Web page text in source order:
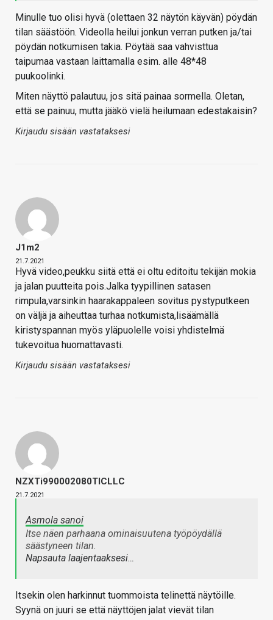
Minulle tuo olisi hyvä (olettaen 32 näytön käyvän) pöydän
tilan säästöön. Videolla heilui jonkun verran putken ja/tai
pöydän notkumisen takia. Pöytää saa vahvisttua
taipumaa vastaan laittamalla esim. alle 48*48
puukoolinki.
Miten näyttö palautuu, jos sitä painaa sormella. Oletan,
että se painuu, mutta jääkö vielä heilumaan edestakaisin?
Kirjaudu sisään vastataksesi
J1m2
21.7.2021
Hyvä video,peukku siitä että ei oltu editoitu tekijän mokia
ja jalan puutteita pois.Jalka tyypillinen satasen
rimpula,varsinkin haarakappaleen sovitus pystyputkeen
on väljä ja aiheuttaa turhaa notkumista,lisäämällä
kiristyspannan myös yläpuolelle voisi yhdistelmä
tukevoitua huomattavasti.
Kirjaudu sisään vastataksesi
NZXTi990002080TICLLC
21.7.2021
Asmola sanoi
Itse näen parhaana ominaisuutena työpöydällä
säästyneen tilan.
Napsauta laajentaaksesi…
Itsekin olen harkinnut tuommoista telinettä näytöille.
Syynä on juuri se että näyttöjen jalat vievät tilan